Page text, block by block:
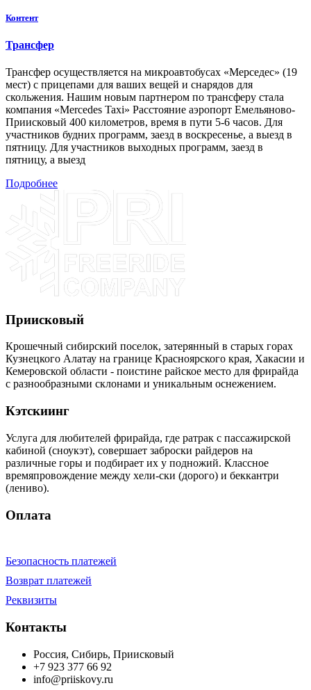
Контент
Трансфер
Трансфер осуществляется на микроавтобусах «Мерседес» (19
мест) с прицепами для ваших вещей и снарядов для
скольжения. Нашим новым партнером по трансферу стала
компания «Mercedes Taxi» Расстояние аэропорт Емельяново-
Приисковый 400 километров, время в пути 5-6 часов. Для
участников будних программ, заезд в воскресенье, а выезд в
пятницу. Для участников выходных программ, заезд в
пятницу, а выезд
Подробнее
Приисковый
Крошечный сибирский поселок, затерянный в старых горах
Кузнецкого Алатау на границе Красноярского края, Хакасии и
Кемеровской области - поистине райское место для фрирайда
с разнообразными склонами и уникальным оснежением.
Кэтскиинг
Услуга для любителей фрирайда, где ратрак с пассажирской
кабиной (сноукэт), совершает заброски райдеров на
различные горы и подбирает их у подножий. Классное
времяпровождение между хели-ски (дорого) и беккантри
(лениво).
Оплата
Безопасность платежей
Возврат платежей
Реквизиты
Контакты
Россия, Сибирь, Приисковый
+7 923 377 66 92
info@priiskovy.ru